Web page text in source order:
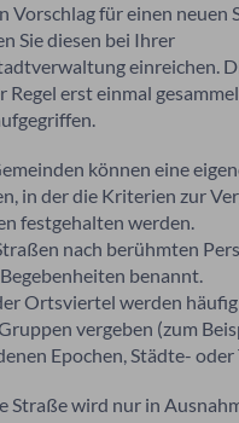
Vorschlag für einen neuen
Sie diesen bei Ihrer
einreichen.
Regel erst einmal
können eine
in der die Kriterien zur
festgehalten werden.
nach berühmten
benannt.
Ortsviertel werden
vergeben (zum
Epochen, Städte-
Straße wird nur in